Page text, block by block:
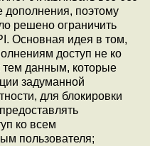
дополнения, поэтому
решено ограничить
Основная идея в том,
доступ не ко
тем данным, которые
задуманной
для блокировки
ко всем
пользователя;